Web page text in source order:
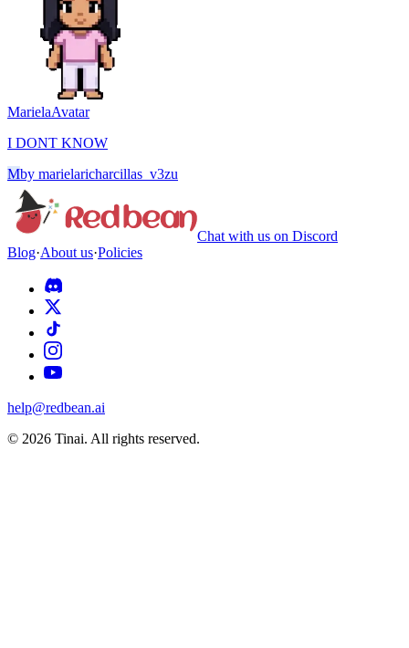
MarielaAvatar
I DONT KNOW
Mby marielaricharcillas_v3zu
Chat with us on Discord
Blog·About us·Policies
help@redbean.ai
© 2026 Tinai. All rights reserved.